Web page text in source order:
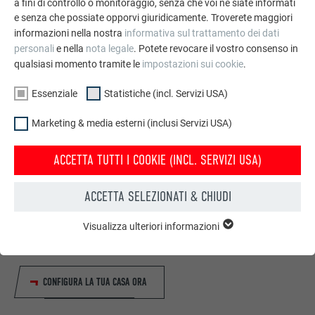
Configuratore per tetto & facciata
PREFA. Scegli tra numerosi prodotti PREFA per coperture e
CONFIGURA LA TUA CASA ORA
a fini di controllo o monitoraggio, senza che voi ne siate informati
e senza che possiate opporvi giuridicamente. Troverete maggiori
informazioni nella nostra informativa sul trattamento dei dati
personalie nella nota legale. Potete revocare il vostro consenso in
qualsiasi momento tramite le impostazioni sui cookie.
Essenziale Statistiche (incl. Servizi USA)
Marketing & media esterni (inclusi Servizi USA)
ACCETTA TUTTI I COOKIE (INCL. SERVIZI USA)
ACCETTA SELEZIONATI & CHIUDI
garantisce il funzionamento del sito web.
Visualizza ulteriori informazioni